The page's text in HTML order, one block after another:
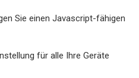
Sie einen Javascript-fähigen
für alle Ihre Geräte